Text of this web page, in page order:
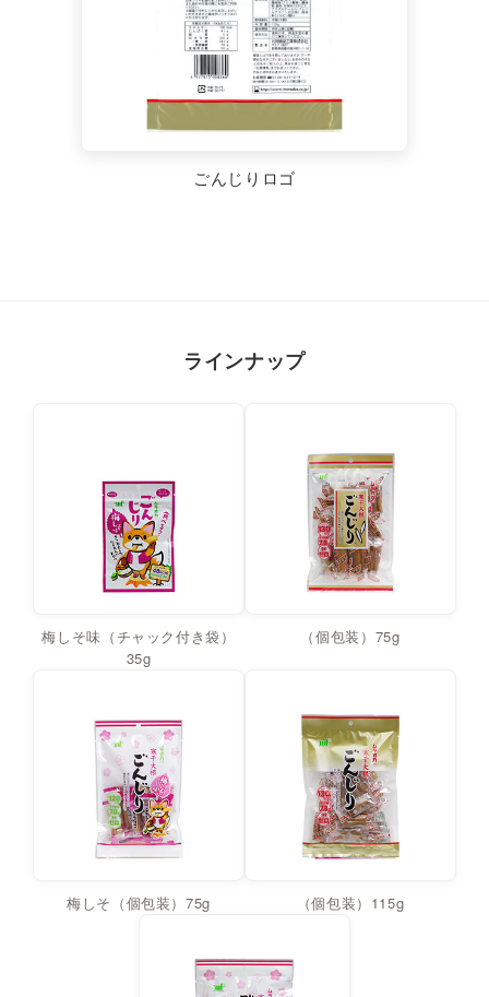
ごんじりロゴ
ラインナップ
梅しそ味（チャック付き袋）
35g
（個包装）75g
梅しそ（個包装）75g （個包装）115g